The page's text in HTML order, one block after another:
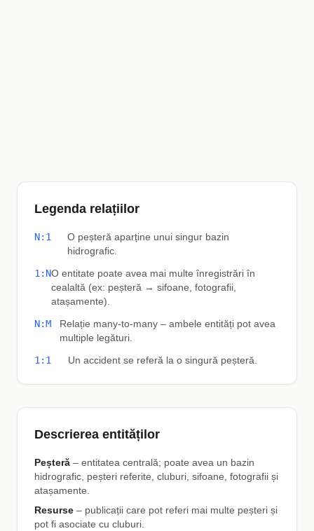
Legenda relațiilor
N:1
O peșteră aparține unui singur bazin
hidrografic.
1:NO entitate poate avea mai multe înregistrări în
cealaltă (ex: peșteră → sifoane, fotografii,
atașamente).
N:M
Relație many-to-many – ambele entități pot avea
multiple legături.
1:1
Un accident se referă la o singură peșteră.
Descrierea entităților
Peșteră – entitatea centrală; poate avea un bazin
hidrografic, peșteri referite, cluburi, sifoane, fotografii și
atașamente.
Resurse – publicații care pot referi mai multe peșteri și
pot fi asociate cu cluburi.